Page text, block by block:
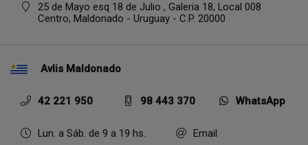
25 de Mayo esq 18 de Julio , Galeria 18, Local 008
Centro, Maldonado - Uruguay - C.P. 20000
Avlis Maldonado
42 221 950 98 443 370 WhatsApp
Lun. a Sáb. de 9 a 19 hs. Email